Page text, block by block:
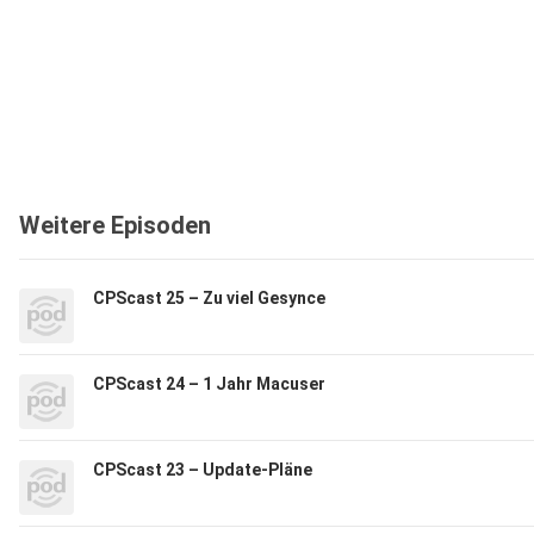
Weitere Episoden
CPScast 25 – Zu viel Gesynce
CPScast 24 – 1 Jahr Macuser
CPScast 23 – Update-Pläne